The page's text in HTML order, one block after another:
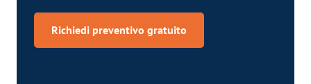
Richiedi preventivo gratuito